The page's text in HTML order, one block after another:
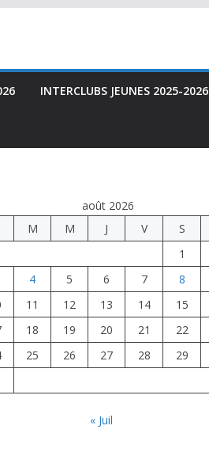
INTERCLUBS JEUNES 2025-2026
août 2026
M M J V S
1
4 5 6 7 8
11 12 13 14 15
18 19 20 21 22
25 26 27 28 29
« Juil